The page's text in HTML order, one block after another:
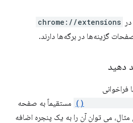
chrome://extensions
گزینه‌ها در برگه‌ها دارند.
دهید
فراخوانی
مستقیماً به صفحه
می توان آن را به یک پنجره اضافه